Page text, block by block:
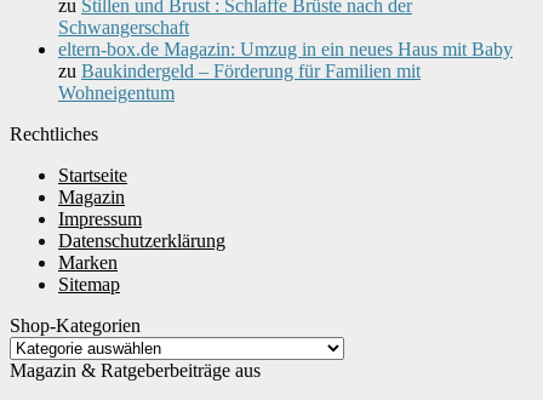
zu Stillen und Brust : Schlaffe Brüste nach der
Schwangerschaft
eltern-box.de Magazin: Umzug in ein neues Haus mit Baby
zu Baukindergeld – Förderung für Familien mit
Wohneigentum
Rechtliches
Startseite
Magazin
Impressum
Datenschutzerklärung
Marken
Sitemap
Shop-Kategorien
Magazin & Ratgeberbeiträge aus